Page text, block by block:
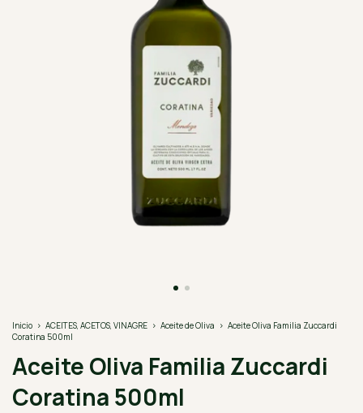
Inicio > ACEITES, ACETOS, VINAGRE > Aceite de Oliva > Aceite Oliva Familia Zuccardi
Coratina 500ml
Aceite Oliva Familia Zuccardi
Coratina 500ml